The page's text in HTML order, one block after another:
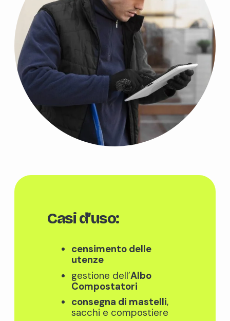
Casi d’uso:
censimento delle
utenze
gestione dell’Albo
Compostatori
consegna di mastelli,
sacchi e compostiere